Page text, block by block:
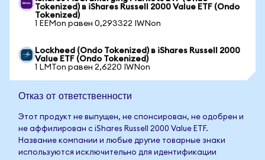
Tokenized) в iShares Russell 2000 Value ETF (Ondo
Tokenized)
1 EEMon равен 0,293322 IWNon
Lockheed (Ondo Tokenized) в iShares Russell 2000
Value ETF (Ondo Tokenized)
1 LMTon равен 2,6220 IWNon
Отказ от ответственности
Этот продукт не выпущен, не спонсирован, не одобрен и
не аффилирован с iShares Russell 2000 Value ETF.
Название компании и любые другие товарные знаки
используются исключительно для идентификации